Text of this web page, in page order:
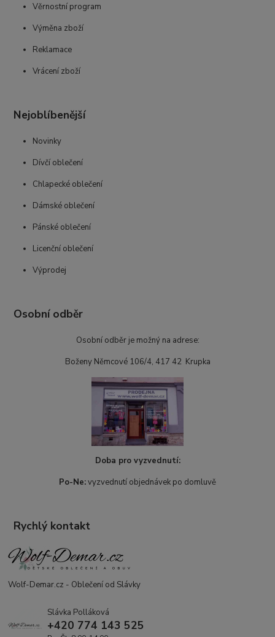
Věrnostní program
Výměna zboží
Reklamace
Vrácení zboží
Nejoblíbenější
Novinky
Dívčí oblečení
Chlapecké oblečení
Dámské oblečení
Pánské oblečení
Licenční oblečení
Výprodej
Osobní odběr
Osobní odběr je možný na adrese:
Boženy Němcové 106/4, 417 42 Krupka
Doba pro vyzvednutí:
Po-Ne:vyzvednutí objednávek po domluvě
Rychlý kontakt
Wolf-Demar.cz - Oblečení od Slávky
Slávka Polláková
+420 774 143 525